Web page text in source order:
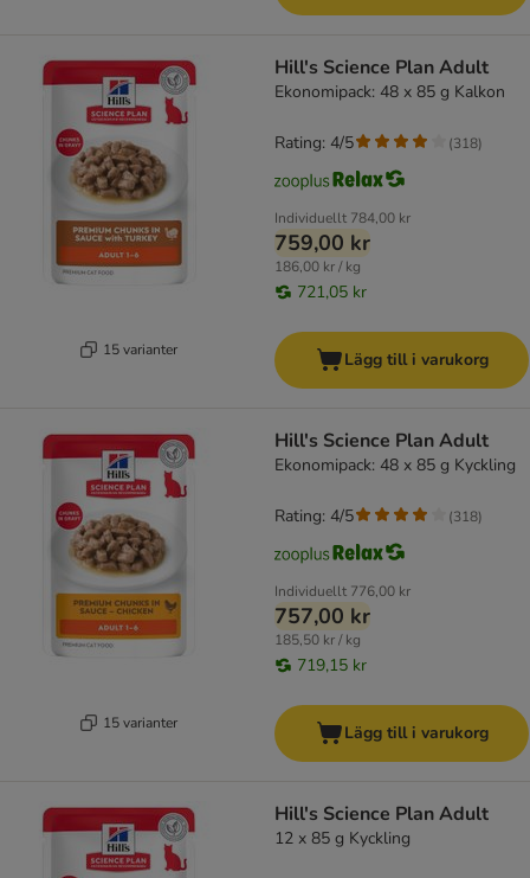
15 varianter
Hill's Science Plan Adult
Ekonomipack: 48 x 85 g Kalkon
Individuellt 784,00 kr
759,00 kr
186,00 kr / kg
721,05 kr
Rating: 4/5 (318)
Lägg till i varukorg
15 varianter
Hill's Science Plan Adult
Ekonomipack: 48 x 85 g Kyckling
Individuellt 776,00 kr
757,00 kr
185,50 kr / kg
719,15 kr
Rating: 4/5 (318)
Lägg till i varukorg
Hill's Science Plan Adult
12 x 85 g Kyckling